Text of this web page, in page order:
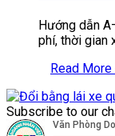
Hướng dẫn
phí, thời gian
Read More
Subscribe to our